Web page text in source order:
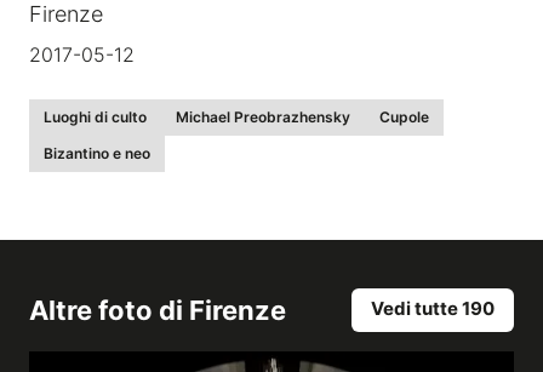
Tecnica e Biografia
Firenze
2017-05-12
Luoghi di culto Michael Preobrazhensky
Cupole
Bizantino e neo
Altre foto di Firenze Vedi tutte 190